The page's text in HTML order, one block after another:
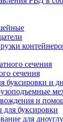
сечения
сечения
буксировки и
и
буксировки
для